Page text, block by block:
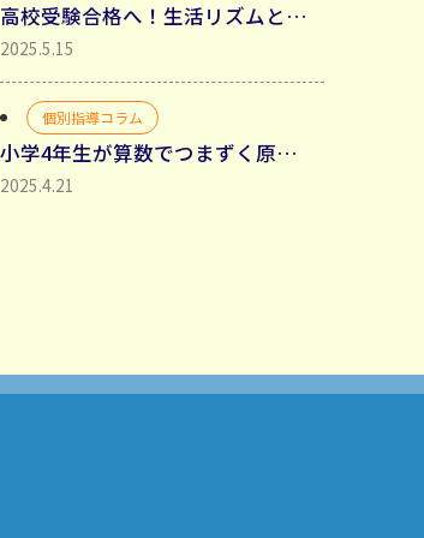
高校受験合格へ！生活リズムと勉強時間確保・生活リズムを整えるべき理由
2025.5.15
個別指導コラム
小学4年生が算数でつまずく原因と家庭学習法
2025.4.21